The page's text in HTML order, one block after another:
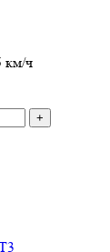
км/ч
+